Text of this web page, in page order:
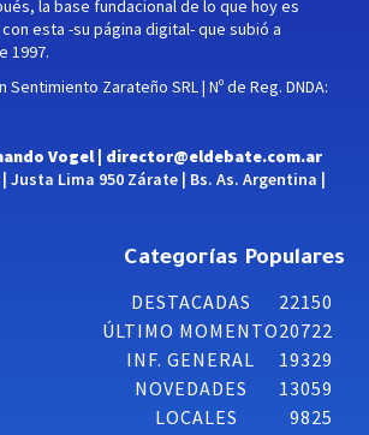
la base fundacional de lo que hoy es
con esta -su página digital- que subió a
1997.
Sentimiento Zarateño SRL | Nº de Reg. DNDA:
Vogel | director@eldebate.com.ar
Justa Lima 950 Zárate | Bs. As. Argentina |
Categorías Populares
DESTACADAS
22150
ÚLTIMO MOMENTO20722
INF. GENERAL
19329
NOVEDADES
13059
LOCALES
9825